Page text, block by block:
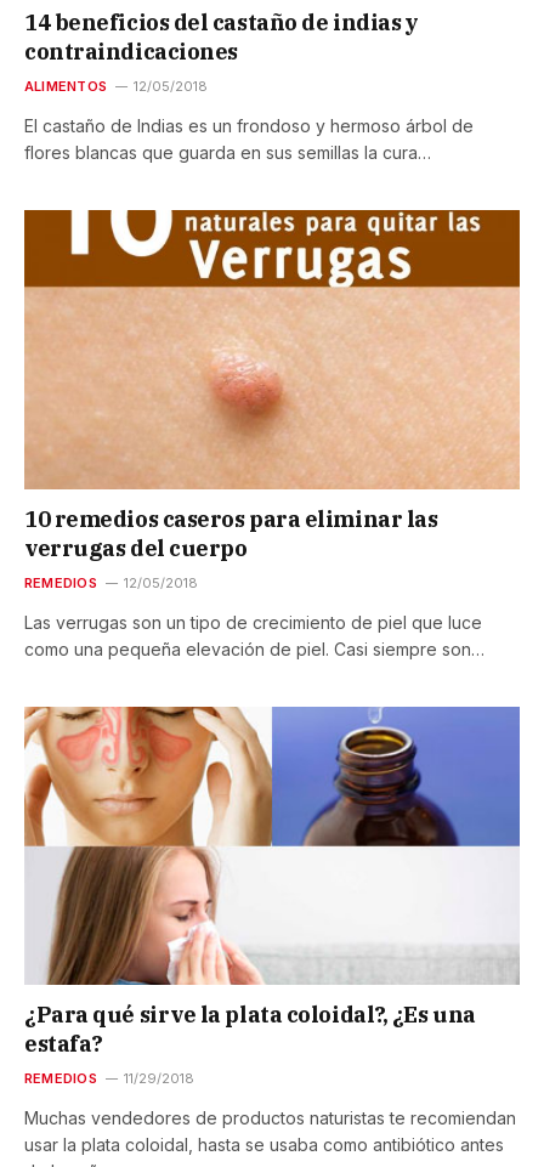
14 beneficios del castaño de indias y
contraindicaciones
ALIMENTOS 12/05/2018
El castaño de Indias es un frondoso y hermoso árbol de
flores blancas que guarda en sus semillas la cura…
10 remedios caseros para eliminar las
verrugas del cuerpo
REMEDIOS 12/05/2018
Las verrugas son un tipo de crecimiento de piel que luce
como una pequeña elevación de piel. Casi siempre son…
¿Para qué sirve la plata coloidal?, ¿Es una
estafa?
REMEDIOS 11/29/2018
Muchas vendedores de productos naturistas te recomiendan
usar la plata coloidal, hasta se usaba como antibiótico antes